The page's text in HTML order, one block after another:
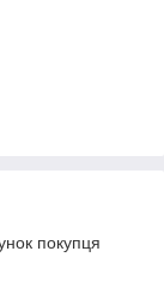
покупця